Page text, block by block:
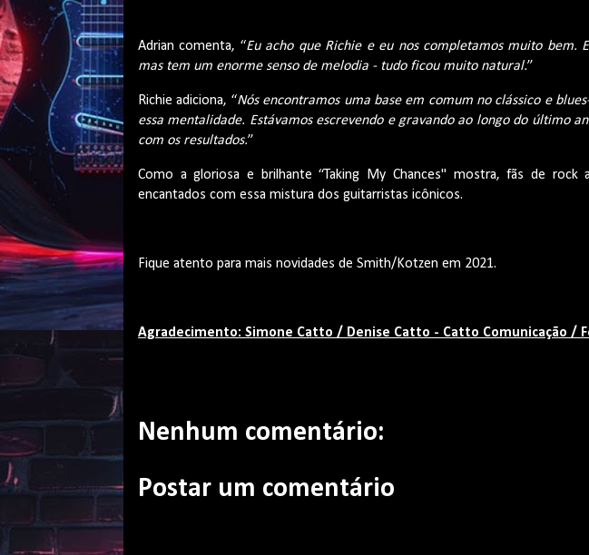
Adrian comenta, “Eu acho que Richie e eu nos completamos muito bem.
mas tem um enorme senso de melodia - tudo ficou muito natural.”
Richie adiciona, “Nós encontramos uma base em comum no clássico e
essa mentalidade. Estávamos escrevendo e gravando ao longo do último
com os resultados.”
Como a gloriosa e brilhante “Taking My Chances'' mostra, fãs de rock
encantados com essa mistura dos guitarristas icônicos.
Fique atento para mais novidades de Smith/Kotzen em 2021.
Agradecimento: Simone Catto / Denise Catto - Catto Comunicação /
Nenhum comentário:
Postar um comentário